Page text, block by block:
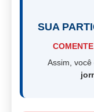
SUA
Assim,